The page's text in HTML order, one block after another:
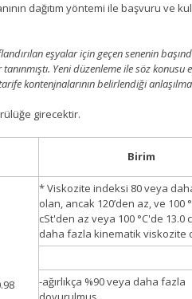
dağıtım yöntemi ile başvuru ve
eşyalar için geçen senenin
Yeni düzenleme ile söz konusu
kontenjnalarının belirlendiği
girecektir.
Birim
* Viskozite indeksi 80 veya
olan, ancak 120’den az, ve 100
cSt'den az veya 100 °C'de 13.0
daha fazla kinematik viskozite
-ağırlıkça %90 veya daha fazla